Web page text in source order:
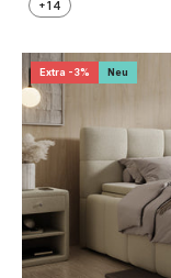
+14
Extra -3% Neu